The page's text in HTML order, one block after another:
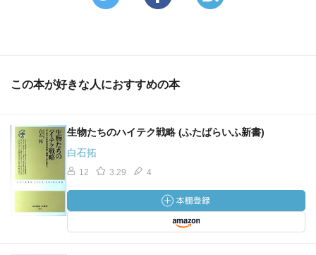
無生物の中間のような存在と考えられています。 たとえ
し、ウイルスはそこで増殖します。そのために、鼻水やせ
きがでます。感染がひどいと、ウイルスは周囲のリンパ節
に達し、リンパ節がはれたりして、発熱します。」
—『生物学の基礎はことわざにあり カエルの子はカエ
ル？ トンビがタカを生む？ (岩波ジュニア新書)』杉本 正
この本が好きな人におすすめの本
生物たちのハイテク戦略 (ふたばらいふ新書)
白石拓
12 3.29 4